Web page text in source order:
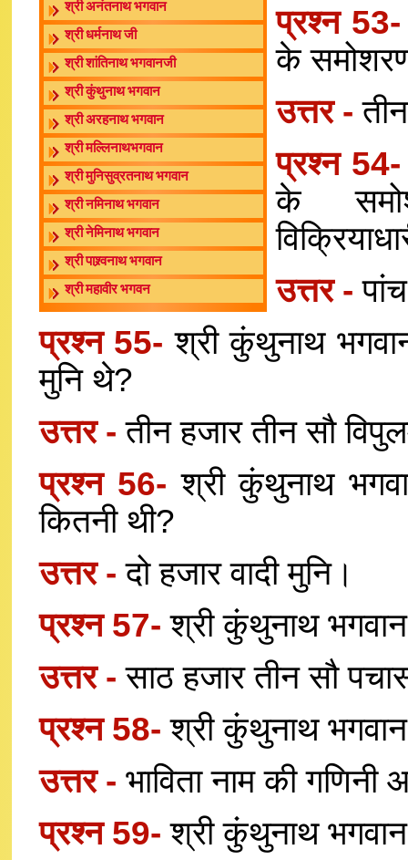
श्री अनंतनाथ भगवान
श्री धर्मनाथ जी
श्री शांतिनाथ भगवानजी
श्री कुंथुनाथ भगवान
श्री अरहनाथ भगवान
श्री मल्लिनाथभगवान
श्री मुनिसुव्रतनाथ भगवान
श्री नमिनाथ भगवान
श्री नेमिनाथ भगवान
श्री पाश्र्वनाथ भगवान
श्री महावीर भगवन
प्रश्न
के
उत्तर -
प्रश्न
के
उत्तर -
प्रश्न 55-श्री कुंथुनाथ
मुनि थे?
उत्तर -तीन हजार तीन सौ
प्रश्न 56-श्री कुंथुनाथ
कितनी थी?
उत्तर -दो हजार वादी मुनि।
प्रश्न 57-श्री कुंथुनाथ
उत्तर -साठ हजार तीन सौ
प्रश्न 58-श्री कुंथुनाथ
उत्तर - भाविता नाम की गणिनी
प्रश्न 59-श्री कुंथुनाथ